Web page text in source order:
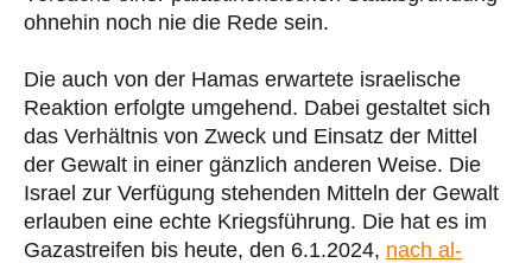
ohnehin noch nie die Rede sein.
Die auch von der Hamas erwartete israelische
Reaktion erfolgte umgehend. Dabei gestaltet sich
das Verhältnis von Zweck und Einsatz der Mittel
der Gewalt in einer gänzlich anderen Weise. Die
Israel zur Verfügung stehenden Mitteln der Gewalt
erlauben eine echte Kriegsführung. Die hat es im
Gazastreifen bis heute, den 6.1.2024, nach al-